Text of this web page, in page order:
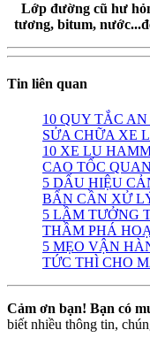
Lớp đường cũ hư
tương, bitum,
Tin liên quan
10 QUY TẮC
SỬA CHỮA XE
10 XE LU
CAO TỐC
5 DẤU HIỆU
BẨN CẦN XỬ
5 LẦM TƯỞNG
THẦM PHÁ
5 MẸO VẬN
TỨC THÌ CHO
Cảm ơn bạn! Bạn có
biết nhiều thông tin,